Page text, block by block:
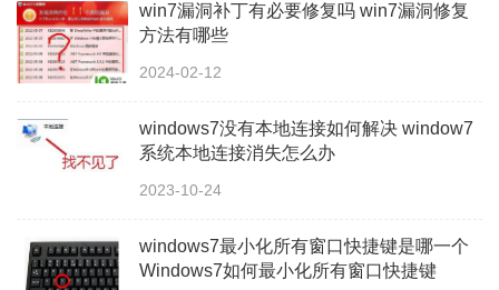
win7漏洞补丁有必要修复吗 win7漏洞修复
方法有哪些
2024-02-12
windows7没有本地连接如何解决 window7
系统本地连接消失怎么办
2023-10-24
windows7最小化所有窗口快捷键是哪一个
Windows7如何最小化所有窗口快捷键